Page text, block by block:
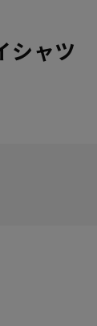
シャツ